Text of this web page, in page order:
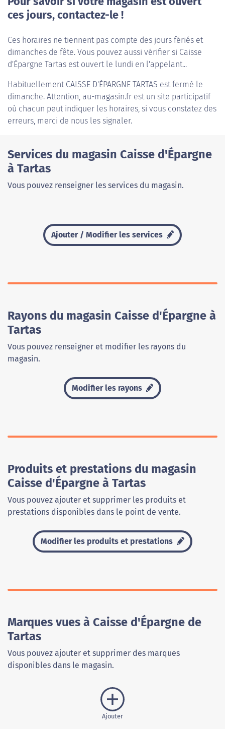
ces jours, contactez-le !
Ces horaires ne tiennent pas compte des jours fériés et
dimanches de fête. Vous pouvez aussi vérifier si Caisse
d'Épargne Tartas est ouvert le lundi en l'appelant...
Habituellement CAISSE D'ÉPARGNE TARTAS est fermé le
dimanche. Attention, au-magasin.fr est un site participatif
où chacun peut indiquer les horaires, si vous constatez des
erreurs, merci de nous les signaler.
Services du magasin Caisse d'Épargne
à Tartas
Vous pouvez renseigner les services du magasin.
Ajouter / Modifier les services
Rayons du magasin Caisse d'Épargne à
Tartas
Vous pouvez renseigner et modifier les rayons du
magasin.
Modifier les rayons
Produits et prestations du magasin
Caisse d'Épargne à Tartas
Vous pouvez ajouter et supprimer les produits et
prestations disponibles dans le point de vente.
Modifier les produits et prestations
Marques vues à Caisse d'Épargne de
Tartas
Vous pouvez ajouter et supprimer des marques
disponibles dans le magasin.
Ajouter